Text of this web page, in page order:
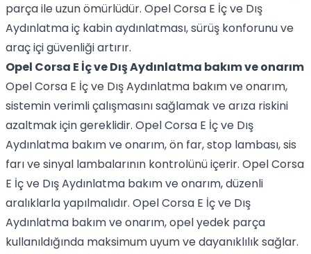
parça ile uzun ömürlüdür. Opel Corsa E İç ve Dış
Aydınlatma iç kabin aydınlatması, sürüş konforunu ve
araç içi güvenliği artırır.
Opel Corsa E İç ve Dış Aydınlatma bakım ve onarım
Opel Corsa E İç ve Dış Aydınlatma bakım ve onarım,
sistemin verimli çalışmasını sağlamak ve arıza riskini
azaltmak için gereklidir. Opel Corsa E İç ve Dış
Aydınlatma bakım ve onarım, ön far, stop lambası, sis
farı ve sinyal lambalarının kontrolünü içerir. Opel Corsa
E İç ve Dış Aydınlatma bakım ve onarım, düzenli
aralıklarla yapılmalıdır. Opel Corsa E İç ve Dış
Aydınlatma bakım ve onarım, opel yedek parça
kullanıldığında maksimum uyum ve dayanıklılık sağlar.